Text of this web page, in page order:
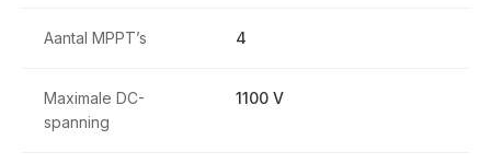
Aantal MPPT’s 4
Maximale DC-
spanning
1100 V